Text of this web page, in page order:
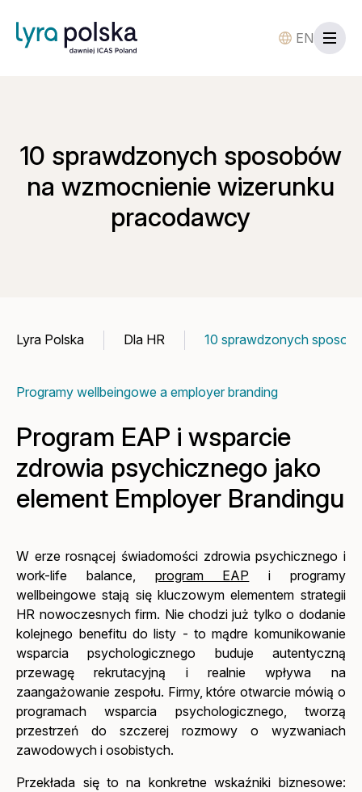
EN
10 sprawdzonych sposobów
na wzmocnienie wizerunku
pracodawcy
Lyra Polska Dla HR 10 sprawdzonych
Programy wellbeingowe a employer branding
Program EAP i wsparcie
zdrowia psychicznego jako
element Employer Brandingu
W erze rosnącej świadomości zdrowia psychicznego i
work-life balance, program EAP i programy
wellbeingowe stają się kluczowym elementem strategii
HR nowoczesnych firm. Nie chodzi już tylko o dodanie
kolejnego benefitu do listy - to mądre komunikowanie
wsparcia psychologicznego buduje autentyczną
przewagę rekrutacyjną i realnie wpływa na
zaangażowanie zespołu. Firmy, które otwarcie mówią o
programach wsparcia psychologicznego, tworzą
przestrzeń do szczerej rozmowy o wyzwaniach
zawodowych i osobistych.
Przekłada się to na konkretne wskaźniki biznesowe: